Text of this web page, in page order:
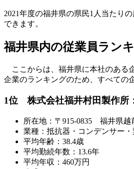
2021年度の福井県の県民1人当たり
できます。
福井県内の従業員ラン
ここからは、福井県に本社のある
企業のランキングのため、すべての
1位 株式会社福井村田製作所
所在地：〒915-0835 福井県越
業種：抵抗器・コンデンサー
平均年齢：38.4歳
平均勤続年数：13.6年
平均年収：460万円